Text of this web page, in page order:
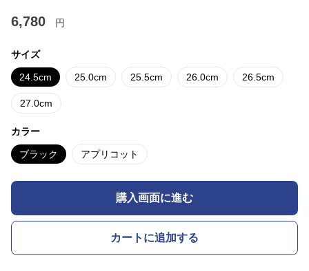
6,780 円
サイズ
24.5cm 25.0cm 25.5cm 26.0cm 26.5cm
27.0cm
カラー
ブラック アプリコット
購入画面に進む
カートに追加する